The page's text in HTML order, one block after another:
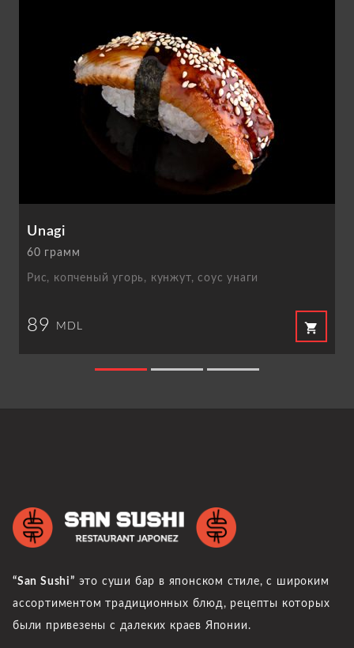
Unagi
60 грамм
Рис, копченый угорь, кунжут, соус унаги
89 MDL shopping_cart
“San Sushi” это суши бар в японском стиле, с широким
ассортиментом традиционных блюд, рецепты которых
были привезены с далеких краев Японии.